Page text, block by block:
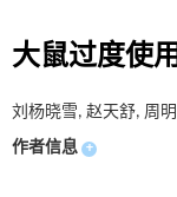
大鼠过度使
刘杨晓雪, 赵天舒, 周
作者信息 +